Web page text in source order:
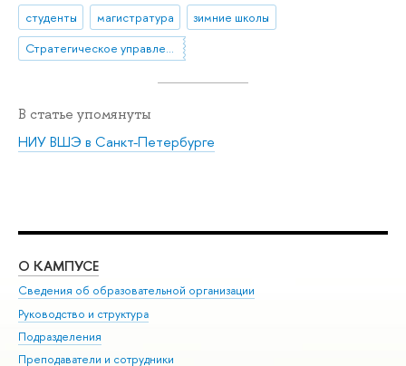
студенты магистратура
зимние школы
Стратегическое управление логистикой
В статье упомянуты
НИУ ВШЭ в Санкт-Петербурге
О КАМПУСЕ
Сведения об образовательной организации
Руководство и структура
Подразделения
Преподаватели и сотрудники